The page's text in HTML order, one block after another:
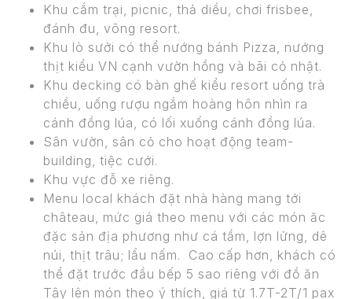
Khu cắm trại, picnic, thả diều, chơi frisbee,
đánh đu, võng resort.
Khu lò sưởi có thể nướng bánh Pizza, nướng
thịt kiểu VN cạnh vườn hồng và bãi cỏ nhật.
Khu decking có bàn ghế kiểu resort uống trà
chiều, uống rượu ngắm hoàng hôn nhìn ra
cánh đồng lúa, có lối xuống cánh đồng lúa.
Sân vườn, sân cỏ cho hoạt động team-
building, tiệc cưới.
Khu vực đỗ xe riêng.
Menu local khách đặt nhà hàng mang tới
château, mức giá theo menu với các món ăc
đặc sản địa phương như cá tầm, lợn lửng, dê
núi, thịt trâu; lẩu nấm. Cao cấp hơn, khách có
thể đặt trước đầu bếp 5 sao riêng với đồ ăn
Tây lên món theo ý thích, giá từ 1.7T-2T/1 pax